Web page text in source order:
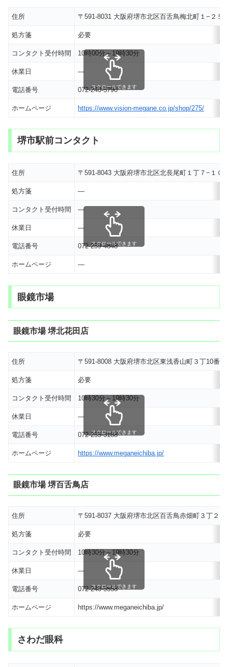
住所 〒591-8031 大阪府堺市北区百舌鳥梅北町１−２
処方箋 必要
コンタクト受付時間 10時00分～19時30分
休業日 ―
電話番号 072-240-5790
ホームページ https://www.vision-megane.co.jp/shop/275/
スクロールできます
堺市駅前コンタクト
住所 〒591-8043 大阪府堺市北区北長尾町１丁７−１０
処方箋 ―
コンタクト受付時間 ―
休業日 ―
電話番号 072-259-4848
ホームページ ―
スクロールできます
眼鏡市場
眼鏡市場 堺北花田店
住所 〒591-8008 大阪府堺市北区東浅香山町３丁10番地
処方箋 必要
コンタクト受付時間 10時30分～19時30分
休業日 ―
電話番号 072-255-3188
ホームページ https://www.meganeichiba.jp/
スクロールできます
眼鏡市場 堺百舌鳥店
住所 〒591-8037 大阪府堺市北区百舌鳥赤畑町３丁２
処方箋 必要
コンタクト受付時間 10時30分～19時30分
休業日 ―
電話番号 072-240-5558
ホームページ https://www.meganeichiba.jp/
スクロールできます
さわだ眼科